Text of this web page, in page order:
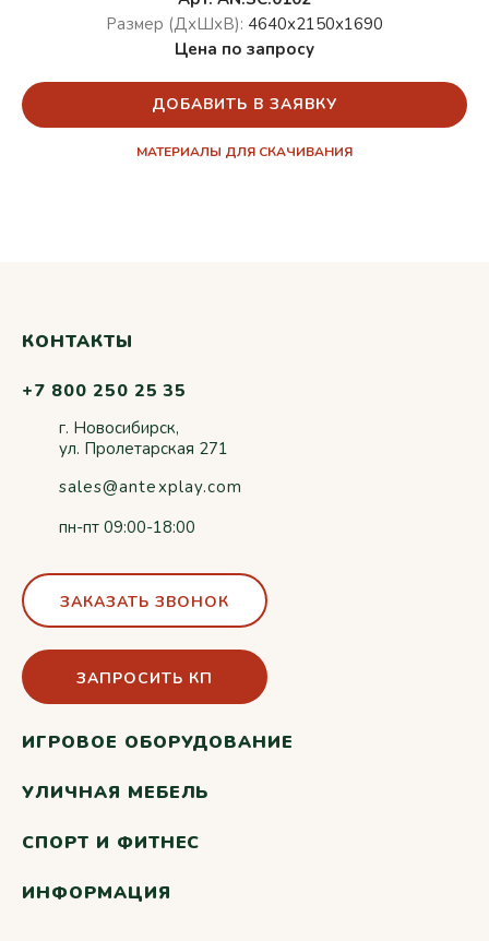
Размер (ДхШхВ): 4640х2150х1690
Цена по запросу
ДОБАВИТЬ В ЗАЯВКУ
МАТЕРИАЛЫ ДЛЯ СКАЧИВАНИЯ
КОНТАКТЫ
+7 800 250 25 35
г. Новосибирск,
ул. Пролетарская 271
sales@antexplay.com
пн-пт 09:00-18:00
ЗАКАЗАТЬ ЗВОНОК
ЗАПРОСИТЬ КП
ИГРОВОЕ ОБОРУДОВАНИЕ
УЛИЧНАЯ МЕБЕЛЬ
СПОРТ И ФИТНЕС
ИНФОРМАЦИЯ